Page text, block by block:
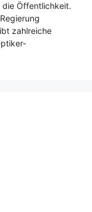
die Öffentlichkeit.
zahlreiche